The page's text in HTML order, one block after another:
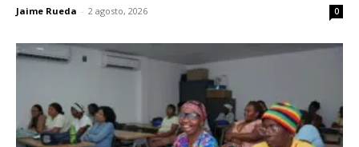
Jaime Rueda - 2 agosto, 2026 0